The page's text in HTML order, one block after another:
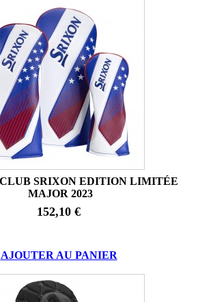
SRIXON EDITION LIMITÉE
MAJOR 2023
152,10 €
AJOUTER AU PANIER